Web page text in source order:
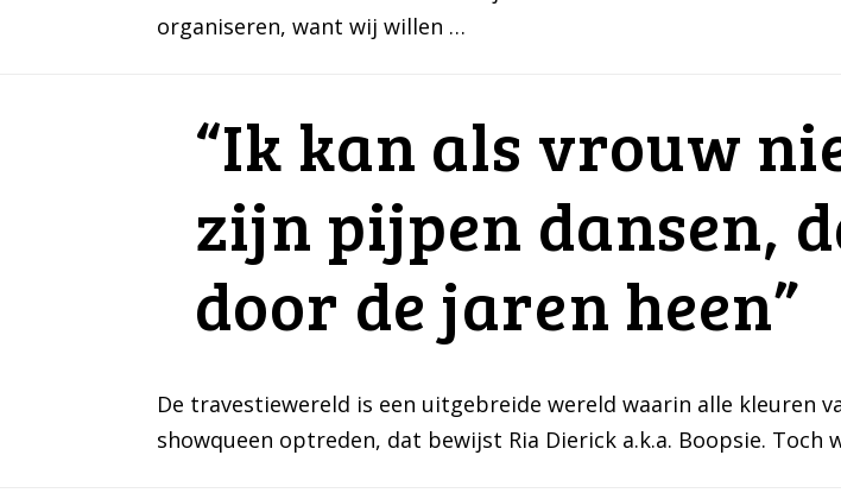
organiseren, want wij willen …
“Ik kan als vrouw
zijn pijpen dansen,
door de jaren heen”
De travestiewereld is een uitgebreide wereld waarin alle kleuren
showqueen optreden, dat bewijst Ria Dierick a.k.a. Boopsie.